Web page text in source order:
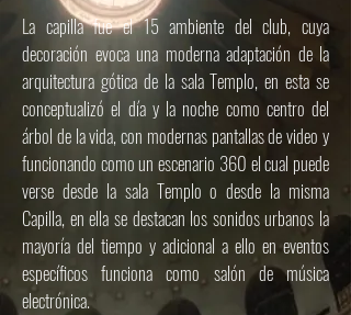
La capilla fue el 15 ambiente del club, cuya
decoración evoca una moderna adaptación de la
arquitectura gótica de la sala Templo, en esta se
conceptualizó el día y la noche como centro del
árbol de la vida, con modernas pantallas de video y
funcionando como un escenario 360 el cual puede
verse desde la sala Templo o desde la misma
Capilla, en ella se destacan los sonidos urbanos la
mayoría del tiempo y adicional a ello en eventos
específicos funciona como salón de música
electrónica.